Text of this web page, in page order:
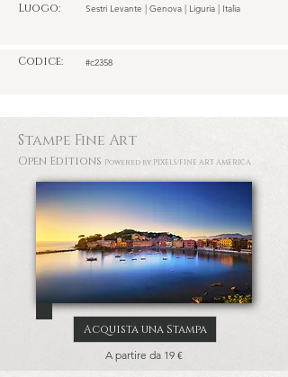
Luogo: Sestri Levante | Genova | Liguria | Italia
Codice: #c2358
Stampe Fine Art
Open Editions Powered by PIXELS/FINE ART AMERICA
Acquista una Stampa
A partire da 19 €